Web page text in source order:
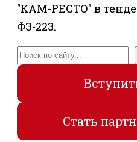
"КАМ-РЕСТО" в
ФЗ-223.
Поиск
Стать